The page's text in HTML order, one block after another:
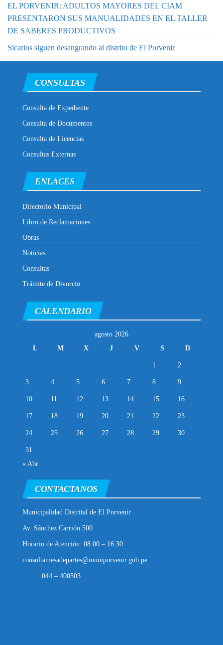
EL PORVENIR: ADULTOS MAYORES DEL CIAM
PRESENTARON SUS MANUALIDADES EN EL TALLER
DE SABERES PRODUCTIVOS
Sicarios siguen desangrando al distrito de El Porvenir
CONSULTAS
Consulta de Expediente
Consulta de Documentos
Consulta de Licencias
Consultas Externas
ENLACES
Directorio Municipal
Libro de Reclamaciones
Obras
Noticias
Consultas
Trámite de Divorcio
CALENDARIO
agosto 2026
L
M X J V S D
1 2
3 4 5 6 7 8 9
10 11 12 13 14 15 16
17 18 19 20 21 22 23
24 25 26 27 28 29 30
31
« Abr
CONTACTANOS
Municipalidad Distrital de El Porvenir
Av. Sánchez Carrión 500
Horario de Atención: 08:00 – 16:30
consultamesadepartes@muniporvenir.gob.pe
044 – 400503